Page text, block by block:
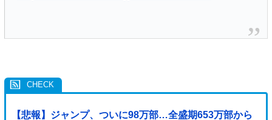
【悲報】ジャンプ、ついに98万部…全盛期653万部から